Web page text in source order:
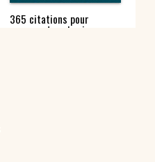
365 citations pour
avancer dans la vie